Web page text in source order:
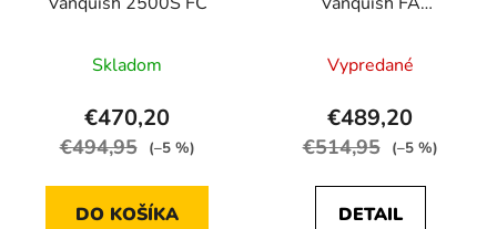
Skladom
€470,20
€494,95 (–5 %)
DO KOŠÍKA
C2000S
Vypredané
€489,20
€514,95 (–5 %)
DETAIL